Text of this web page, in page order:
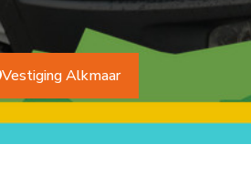
Vestiging Alkmaar